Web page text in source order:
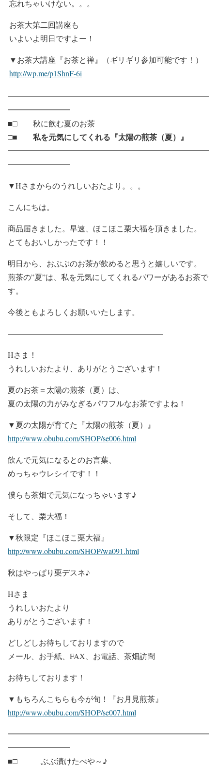
忘れちゃいけない。。。
お茶大第二回講座も
いよいよ明日ですよー！
▼お茶大講座『お茶と禅』（ギリギリ参加可能です！）
http://wp.me/p1ShnF-6i
━━━━━━━━━━━━━━━━━━━━━━━━━━
━━━━━━━━
■□ 秋に飲む夏のお茶
□■ 私を元気にしてくれる『太陽の煎茶（夏）』
━━━━━━━━━━━━━━━━━━━━━━━━━━
━━━━━━━━
▼Hさまからのうれしいおたより。。。
こんにちは。
商品届きました。早速、ほこほこ栗大福を頂きました。
とてもおいしかったです！！
明日から、おぶぶのお茶が飲めると思うと嬉しいです。
煎茶の”夏”は、私を元気にしてくれるパワーがあるお茶で
す。
今後ともよろしくお願いいたします。
————————————————————
Hさま！
うれしいおたより、ありがとうございます！
夏のお茶＝太陽の煎茶（夏）は、
夏の太陽の力がみなぎるパワフルなお茶ですよね！
▼夏の太陽が育てた『太陽の煎茶（夏）』
http://www.obubu.com/SHOP/se006.html
飲んで元気になるとのお言葉、
めっちゃウレシイです！！
僕らも茶畑で元気になっちゃいます♪
そして、栗大福！
▼秋限定『ほこほこ栗大福』
http://www.obubu.com/SHOP/wa091.html
秋はやっぱり栗デスネ♪
Hさま
うれしいおたより
ありがとうございます！
どしどしお待ちしておりますので
メール、お手紙、FAX、お電話、茶畑訪問
お待ちしております！
▼もちろんこちらも今が旬！『お月見煎茶』
http://www.obubu.com/SHOP/se007.html
━━━━━━━━━━━━━━━━━━━━━━━━━━
━━━━━━━━
■□ ぶぶ漬けたべや～♪